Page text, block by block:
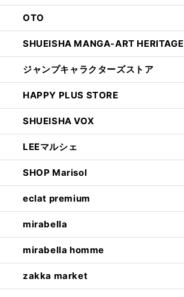
OTO
SHUEISHA MANGA-ART HERITAGE
ジャンプキャラクターズストア
HAPPY PLUS STORE
SHUEISHA VOX
LEEマルシェ
SHOP Marisol
eclat premium
mirabella
mirabella homme
zakka market